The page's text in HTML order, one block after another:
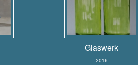
Glaswerk
2016